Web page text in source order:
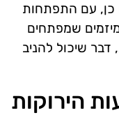
כן, עם התפתחות
שמפתחים
דבר שיכול להניב
הירוקות